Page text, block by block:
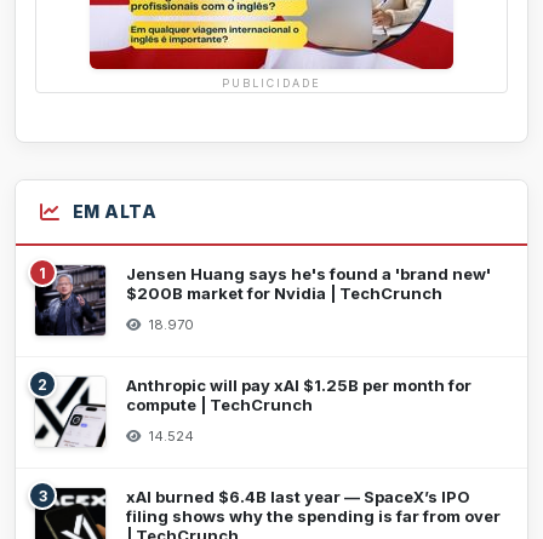
PUBLICIDADE
EM ALTA
1
Jensen Huang says he's found a 'brand new'
$200B market for Nvidia | TechCrunch
18.970
2
Anthropic will pay xAI $1.25B per month for
compute | TechCrunch
14.524
3
xAI burned $6.4B last year — SpaceX’s IPO
filing shows why the spending is far from over